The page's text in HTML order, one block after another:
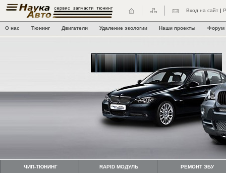
Вход на сайт |
О нас Тюнинг Двигатели Удаление экологии Наши проекты Форум
ЧИП-ТЮНИНГ RAPID МОДУЛЬ РЕМОНТ ЭБУ